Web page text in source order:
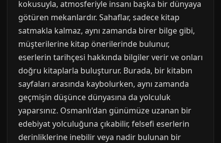
kokusuyla, atmosferiyle insanı başka bir dünyaya
götüren mekanlardır. Sahaflar, sadece kitap
satmakla kalmaz, aynı zamanda birer bilge gibi,
müşterilerine kitap önerilerinde bulunur,
eserlerin tarihçesi hakkında bilgiler verir ve onları
doğru kitaplarla buluşturur. Burada, bir kitabın
sayfaları arasında kaybolurken, aynı zamanda
geçmişin düşünce dünyasına da yolculuk
yaparsınız. Osmanlı'dan günümüze uzanan bir
edebiyat yolculuğuna çıkabilir, felsefi eserlerin
derinliklerine inebilir veya nadir bulunan bir